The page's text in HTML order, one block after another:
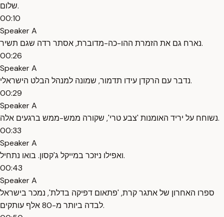
שלום.
00:10
Speaker A
נארח גם את הזמרת ההו-כה-מדוברת, אסתר רדה שגם תשיר.
00:26
Speaker A
נדבר עם הרקדן עידו תדמור, שמונה למנהל הבלט הישראלי.
00:29
Speaker A
נשוחח על יריד האומנות 'צבע טרי', שקורה ממש-ממש ברגעים אלה.
00:33
Speaker A
ואפילו ניזכר במייקל ג'קסון. בואו נתחיל.
00:43
Speaker A
ספרו האחרון של אתגר קרת, 'פתאום דפיקה בדלת', נמכר בישראל
לבדה ביותר מ-80 אלף עותקים.